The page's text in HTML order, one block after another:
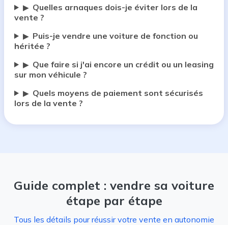
▶ Quelles arnaques dois-je éviter lors de la
vente ?
▶ Puis-je vendre une voiture de fonction ou
héritée ?
▶ Que faire si j'ai encore un crédit ou un leasing
sur mon véhicule ?
▶ Quels moyens de paiement sont sécurisés
lors de la vente ?
Guide complet : vendre sa voiture
étape par étape
Tous les détails pour réussir votre vente en autonomie